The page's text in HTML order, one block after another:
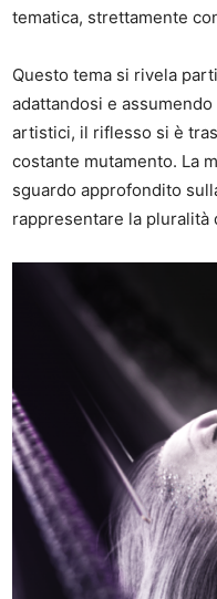
tematica, strettamente
Questo tema si rivela
adattandosi e
artistici, il riflesso si è
costante mutamento. La
sguardo approfondito
rappresentare la pluralità